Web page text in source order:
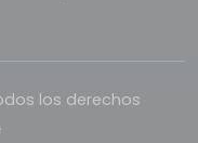
los derechos